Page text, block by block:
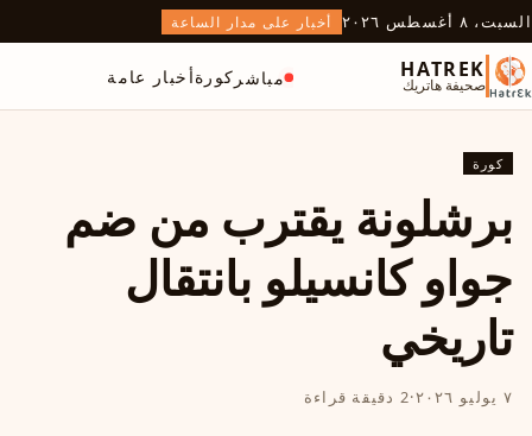
السبت، ٨ أغسطس ٢٠٢٦ أخبار على مدار الساعة
HATREK
صحيفة هاتريك مباشر كورةأخبار عامة
كورة
برشلونة يقترب من ضم
جواو كانسيلو بانتقال
تاريخي
٧ يوليو ٢٠٢٦ ·2 دقيقة قراءة